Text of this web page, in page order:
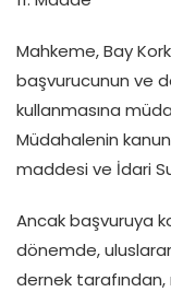
Mahkeme, Bay
başvurucunun ve
kullanmasına
Müdahalenin
maddesi ve İdari
Ancak başvuruya
dönemde,
dernek